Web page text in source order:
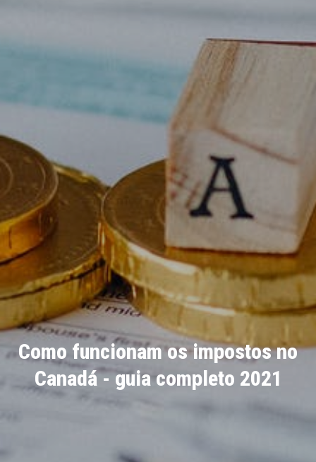
Como funcionam os impostos no
Canadá - guia completo 2021